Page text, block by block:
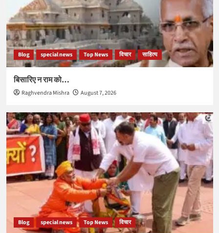
Blog special news Top News विचार साहित्य
बिसारिए न राम को…
Raghvendra Mishra August 7, 2026
Blog special news Top News विचार